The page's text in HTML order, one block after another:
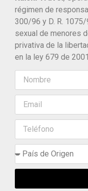
régimen de
300/96 y D. R.
sexual de menores
privativa de la
en la ley 679 de